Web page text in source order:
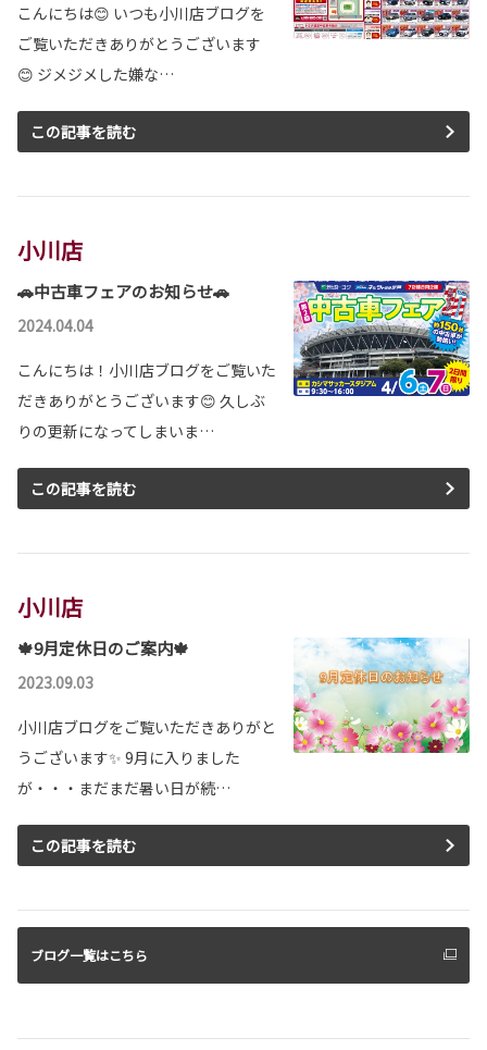
こんにちは😊 いつも小川店ブログを
ご覧いただきありがとうございます
😊 ジメジメした嫌な…
この記事を読む
小川店
🚗中古車フェアのお知らせ🚗
2024.04.04
こんにちは！小川店ブログをご覧いた
だきありがとうございます😊 久しぶ
りの更新になってしまいま…
この記事を読む
小川店
🍁9月定休日のご案内🍁
2023.09.03
小川店ブログをご覧いただきありがと
うございます✨ 9月に入りました
が・・・まだまだ暑い日が続…
この記事を読む
ブログ一覧はこちら